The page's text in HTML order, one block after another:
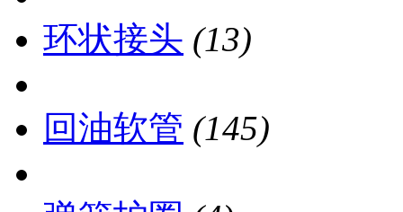
环状接头 (13)
回油软管 (145)